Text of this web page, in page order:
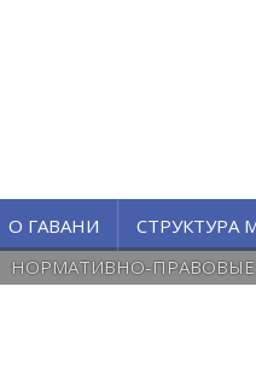
О ГАВАНИ СТРУКТУРА
НОРМАТИВНО-ПРАВОВЫЕ